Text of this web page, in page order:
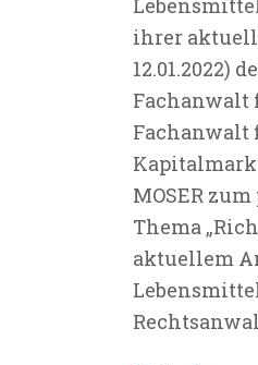
ihrer
12.01.2022)
Fachanwalt
Fachanwalt
MOSER
Thema
aktuellem